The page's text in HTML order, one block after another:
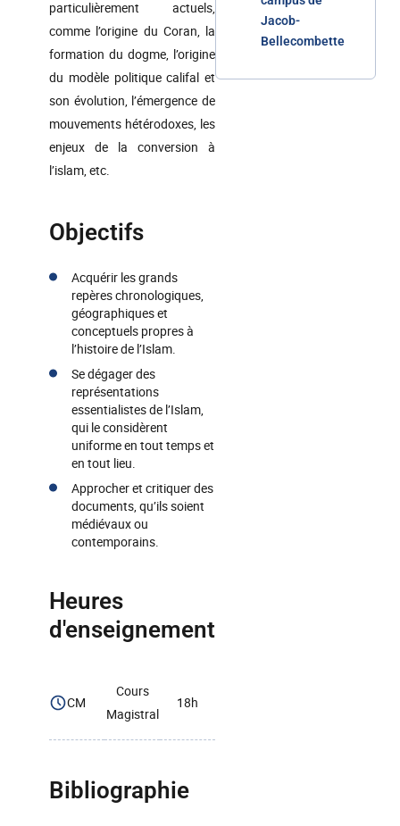
particulièrement actuels,
comme l’origine du Coran, la
formation du dogme, l’origine
du modèle politique califal et
son évolution, l’émergence de
mouvements hétérodoxes, les
enjeux de la conversion à
l’islam, etc.
Objectifs
Acquérir les grands
repères chronologiques,
géographiques et
conceptuels propres à
l’histoire de l’Islam.
Se dégager des
représentations
essentialistes de l’Islam,
qui le considèrent
uniforme en tout temps et
en tout lieu.
Approcher et critiquer des
documents, qu’ils soient
médiévaux ou
contemporains.
Heures
d'enseignement
CM
Cours
Magistral
18h
Bibliographie
Jacob-
Bellecombette